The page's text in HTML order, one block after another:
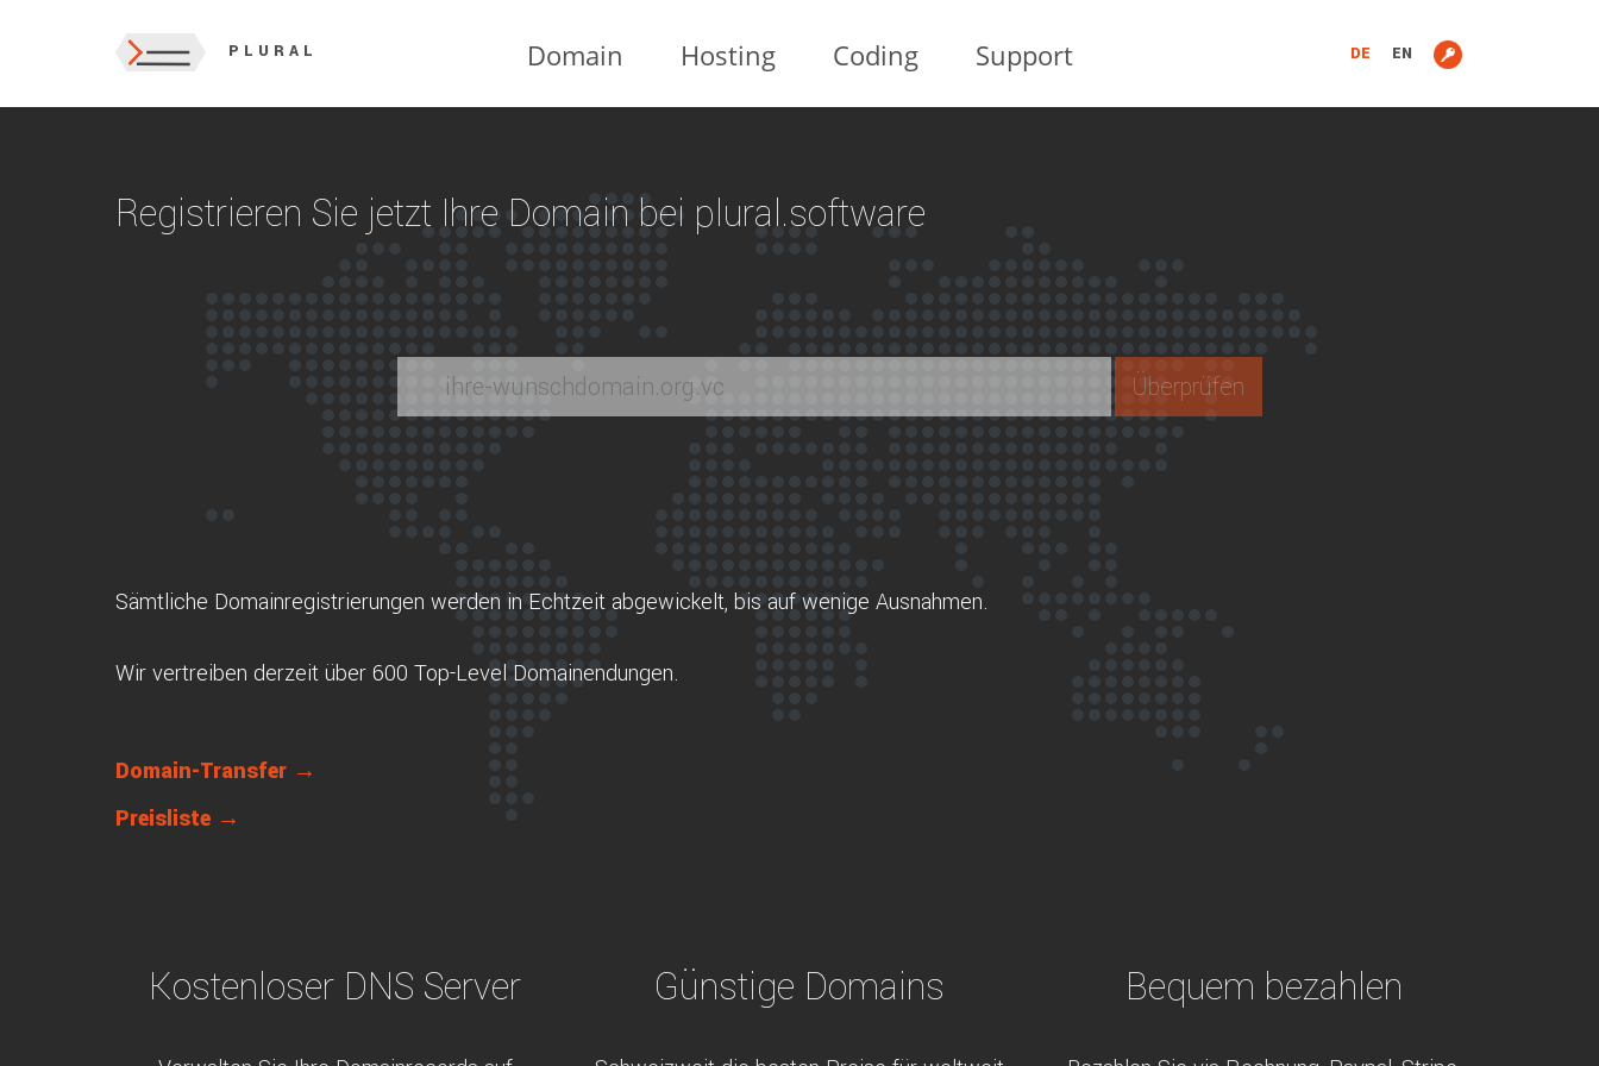
PLURAL Domain Hosting Coding Support DE EN
Registrieren Sie jetzt Ihre Domain bei plural.software
Sämtliche Domainregistrierungen werden in Echtzeit abgewickelt, bis auf wenige Ausnahmen.
Wir vertreiben derzeit über 600 Top-Level Domainendungen.
Domain-Transfer →
Preisliste →
Kostenloser DNS Server Günstige Domains Bequem bezahlen